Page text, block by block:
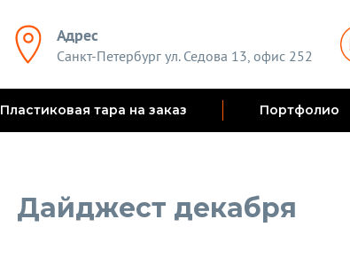
Адрес
Санкт-Петербург ул. Седова 13, офис 252
Пластиковая тара на заказ Портфолио
Дайджест декабря